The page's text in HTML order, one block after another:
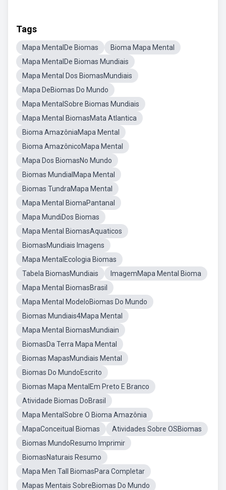
Tags
Mapa MentalDe Biomas
Bioma Mapa Mental
Mapa MentalDe Biomas Mundiais
Mapa Mental Dos BiomasMundiais
Mapa DeBiomas Do Mundo
Mapa MentalSobre Biomas Mundiais
Mapa Mental BiomasMata Atlantica
Bioma AmazôniaMapa Mental
Bioma AmazônicoMapa Mental
Mapa Dos BiomasNo Mundo
Biomas MundialMapa Mental
Biomas TundraMapa Mental
Mapa Mental BiomaPantanal
Mapa MundiDos Biomas
Mapa Mental BiomasAquaticos
BiomasMundiais Imagens
Mapa MentalEcologia Biomas
Tabela BiomasMundiais
ImagemMapa Mental Bioma
Mapa Mental BiomasBrasil
Mapa Mental ModeloBiomas Do Mundo
Biomas Mundiais4Mapa Mental
Mapa Mental BiomasMundiain
BiomasDa Terra Mapa Mental
Biomas MapasMundiais Mental
Biomas Do MundoEscrito
Biomas Mapa MentalEm Preto E Branco
Atividade Biomas DoBrasil
Mapa MentalSobre O Bioma Amazônia
MapaConceitual Biomas
Atividades Sobre OSBiomas
Biomas MundoResumo Imprimir
BiomasNaturais Resumo
Mapa Men Tall BiomasPara Completar
Mapas Mentais SobreBiomas Do Mundo